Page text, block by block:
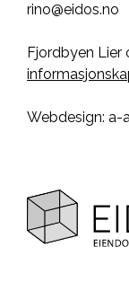
rino@eidos.no
Fjordbyen Lier
Webdesign: a-